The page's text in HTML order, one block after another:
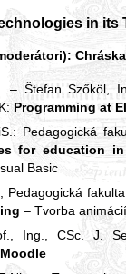
in its
– Štefan Szőköl,
Programming at
Pedagogická
for education
Basic
Pedagogická
– Tvorba
Ing., CSc. J.